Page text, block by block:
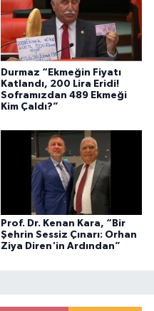
Durmaz “Ekmeğin Fiyatı
Katlandı, 200 Lira Eridi!
Soframızdan 489 Ekmeği
Kim Çaldı?”
Prof. Dr. Kenan Kara, “Bir
Şehrin Sessiz Çınarı: Orhan
Ziya Diren'in Ardından”